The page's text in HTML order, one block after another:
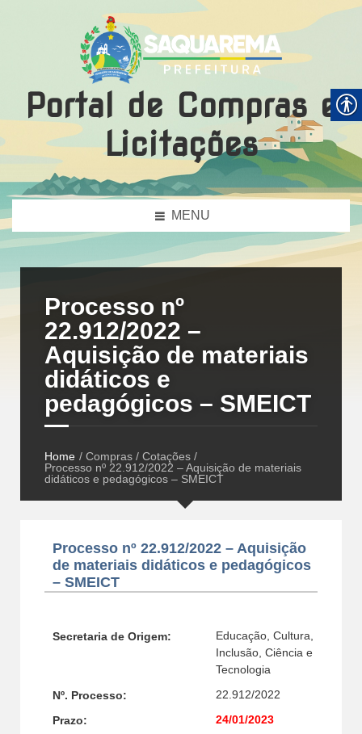
Portal de Compras e
Licitações
MENU
Processo nº
22.912/2022 –
Aquisição de materiais
didáticos e
pedagógicos – SMEICT
Home / Compras / Cotações /
Processo nº 22.912/2022 – Aquisição de materiais
didáticos e pedagógicos – SMEICT
Processo nº 22.912/2022 – Aquisição
de materiais didáticos e pedagógicos
– SMEICT
Secretaria de Origem:
Educação, Cultura,
Inclusão, Ciência e
Tecnologia
Nº. Processo: 22.912/2022
Prazo: 24/01/2023